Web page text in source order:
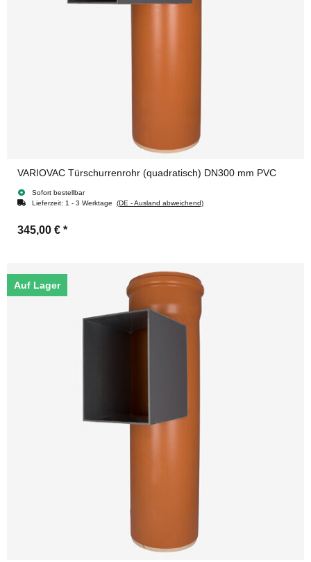
VARIOVAC Türschurrenrohr (quadratisch) DN300 mm PVC
Sofort bestellbar
Lieferzeit: 1 - 3 Werktage (DE - Ausland abweichend)
345,00 € *
Auf Lager